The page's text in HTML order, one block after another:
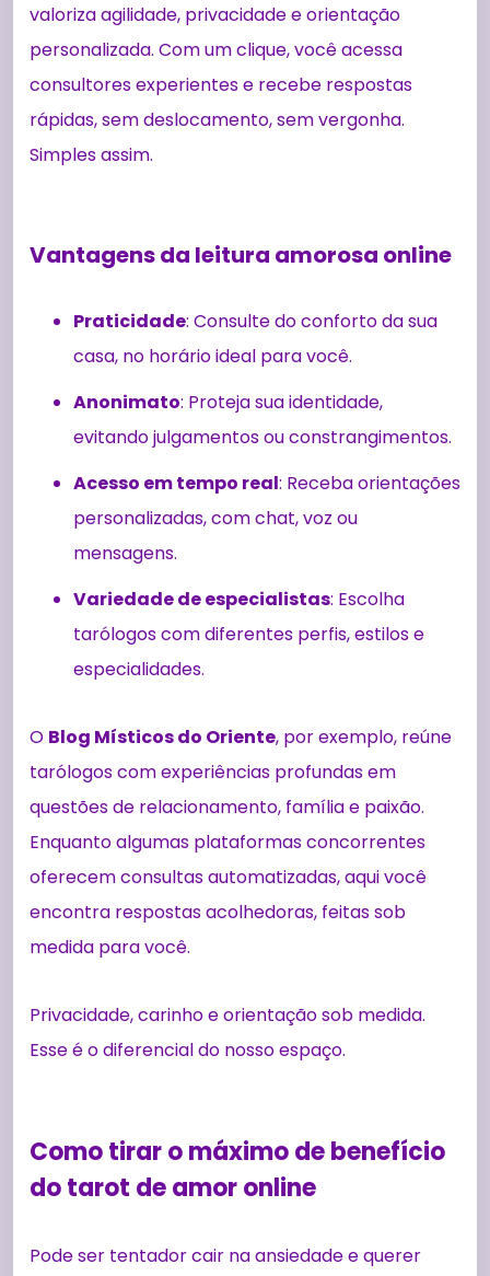
valoriza agilidade, privacidade e orientação
personalizada. Com um clique, você acessa
consultores experientes e recebe respostas
rápidas, sem deslocamento, sem vergonha.
Simples assim.
Vantagens da leitura amorosa online
Praticidade: Consulte do conforto da sua
casa, no horário ideal para você.
Anonimato: Proteja sua identidade,
evitando julgamentos ou constrangimentos.
Acesso em tempo real: Receba orientações
personalizadas, com chat, voz ou
mensagens.
Variedade de especialistas: Escolha
tarólogos com diferentes perfis, estilos e
especialidades.
O Blog Místicos do Oriente, por exemplo, reúne
tarólogos com experiências profundas em
questões de relacionamento, família e paixão.
Enquanto algumas plataformas concorrentes
oferecem consultas automatizadas, aqui você
encontra respostas acolhedoras, feitas sob
medida para você.
Privacidade, carinho e orientação sob medida.
Esse é o diferencial do nosso espaço.
Como tirar o máximo de benefício
do tarot de amor online
Pode ser tentador cair na ansiedade e querer